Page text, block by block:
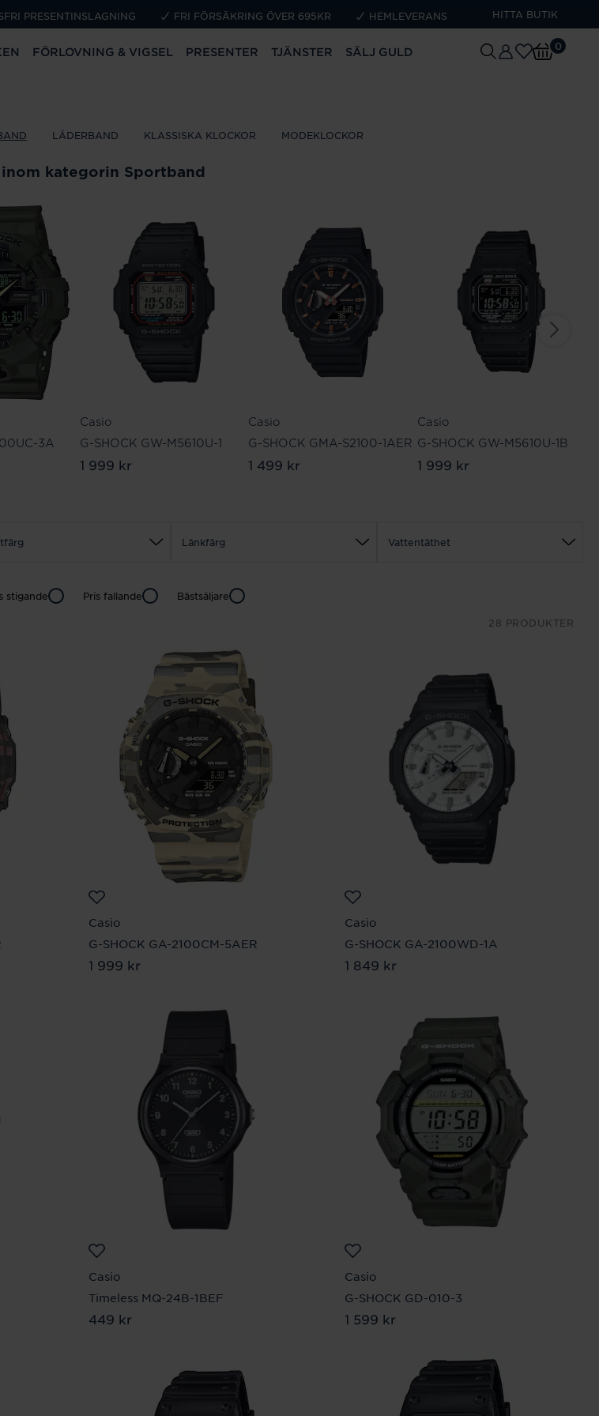
PRESENTINSLAGNING FRI FÖRSÄKRING ÖVER 695KR HEMLEVERANS HITTA BUTIK
FÖRLOVNING & VIGSEL PRESENTER TJÄNSTER SÄLJ GULD 0
LÄDERBAND KLASSISKA KLOCKOR MODEKLOCKOR
kategorin Sportband
3A
Casio
G-SHOCK GW-M5610U-1
1 999 kr
Casio
G-SHOCK GMA-S2100-1AER
1 499 kr
Casio
G-SHOCK GW-M5610U-1B
1 999 kr
Länkfärg Vattentäthet
stigande Pris fallande Bästsäljare
28 PRODUKTER
Casio
G-SHOCK GA-2100CM-5AER
Pris:1 999 kr
1 999 kr
Casio
G-SHOCK GA-2100WD-1A
Pris:1 849 kr
1 849 kr
Casio
Timeless MQ-24B-1BEF
Pris:449 kr
449 kr
Casio
G-SHOCK GD-010-3
Pris:1 599 kr
1 599 kr